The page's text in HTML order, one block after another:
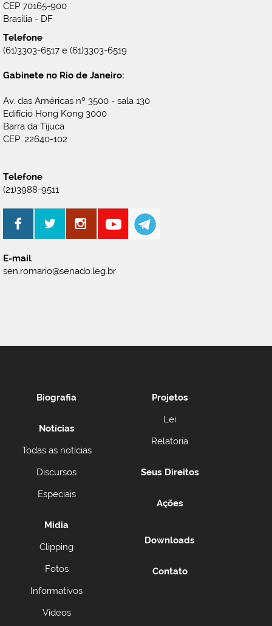
CEP 70165-900
Brasília - DF
Telefone
(61)3303-6517 e (61)3303-6519
Gabinete no Rio de Janeiro:
Av. das Américas nº 3500 - sala 130
Edifício Hong Kong 3000
Barra da Tijuca
CEP: 22640-102
Telefone
(21)3988-9511
E-mail
sen.romario@senado.leg.br
Biografia
Notícias
Todas as notícias
Discursos
Especiais
Midia
Clipping
Fotos
Informativos
Vídeos
Projetos
Lei
Relatoria
Seus Direitos
Ações
Downloads
Contato